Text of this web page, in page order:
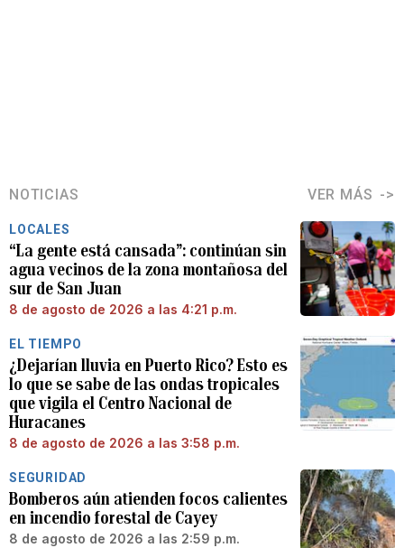
NOTICIAS VER MÁS
LOCALES
“La gente está cansada”: continúan sin
agua vecinos de la zona montañosa del
sur de San Juan
8 de agosto de 2026 a las 4:21 p.m.
EL TIEMPO
¿Dejarían lluvia en Puerto Rico? Esto es
lo que se sabe de las ondas tropicales
que vigila el Centro Nacional de
Huracanes
8 de agosto de 2026 a las 3:58 p.m.
SEGURIDAD
Bomberos aún atienden focos calientes
en incendio forestal de Cayey
8 de agosto de 2026 a las 2:59 p.m.